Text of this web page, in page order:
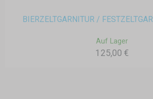
BIERZELTGARNITUR /
Auf Lager
125,00 €